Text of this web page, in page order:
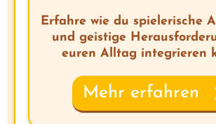
Erfahre wie du spielerische
und geistige
euren Alltag integrieren
Mehr erfahren